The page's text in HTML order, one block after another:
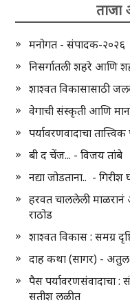
मनोगत - संपादक-२०२६
निसर्गातली शहरे आणि
शाश्वत विकासासाठी
वेगाची संस्कृती आणि
पर्यावरणवादाचा
बी द चेंज... - विजय तांबे
नद्या जोडताना.. - गिरीश
हरवत चाललेली माळरानं
राठोड
शाश्वत विकास : समग्र
दाह कथा (सागर) -
पैस पर्यावरणसंवादाचा
सतीश लळीत